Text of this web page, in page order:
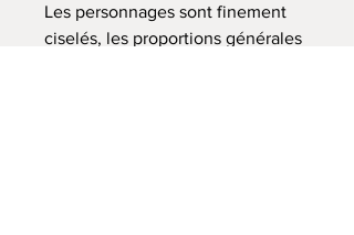
Les personnages sont finement
ciselés, les proportions générales